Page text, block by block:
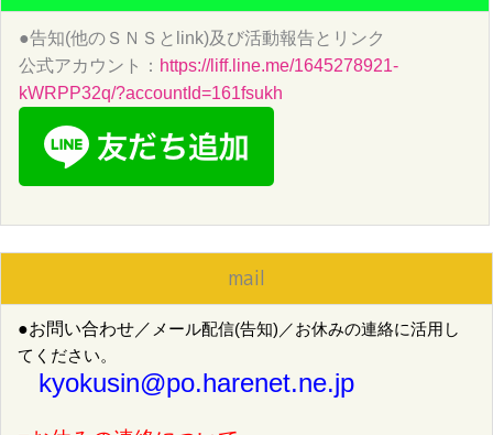
●告知(他のＳＮＳとlink)及び活動報告とリンク
公式アカウント： https://liff.line.me/1645278921-
kWRPP32q/?accountId=161fsukh
mail
●お問い合わせ／ メール配信(告知)／お休みの連絡に活用し
てください。
kyokusin@po.harenet.ne.jp